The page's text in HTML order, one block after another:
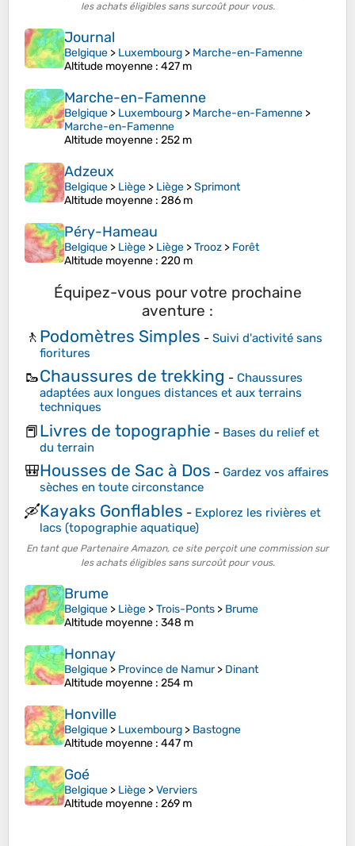
les achats éligibles sans surcoût pour vous.
Journal
Belgique > Luxembourg > Marche-en-Famenne
Altitude moyenne : 427 m
Marche-en-Famenne
Belgique > Luxembourg > Marche-en-Famenne >
Marche-en-Famenne
Altitude moyenne : 252 m
Adzeux
Belgique > Liège > Liège >Sprimont
Altitude moyenne : 286 m
Péry-Hameau
Belgique > Liège > Liège >Trooz > Forêt
Altitude moyenne : 220 m
Équipez-vous pour votre prochaine
aventure :
🚶 Podomètres Simples - Suivi d'activité sans
fioritures
🥾Chaussures de trekking - Chaussures
adaptées aux longues distances et aux terrains
techniques
📕Livres de topographie - Bases du relief et
du terrain
🎒Housses de Sac à Dos - Gardez vos affaires
sèches en toute circonstance
🛶Kayaks Gonflables - Explorez les rivières et
lacs (topographie aquatique)
En tant que Partenaire Amazon, ce site perçoit une commission sur
les achats éligibles sans surcoût pour vous.
Brume
Belgique > Liège >Trois-Ponts > Brume
Altitude moyenne : 348 m
Honnay
Belgique > Province de Namur> Dinant
Altitude moyenne : 254 m
Honville
Belgique > Luxembourg > Bastogne
Altitude moyenne : 447 m
Goé
Belgique > Liège >Verviers
Altitude moyenne : 269 m